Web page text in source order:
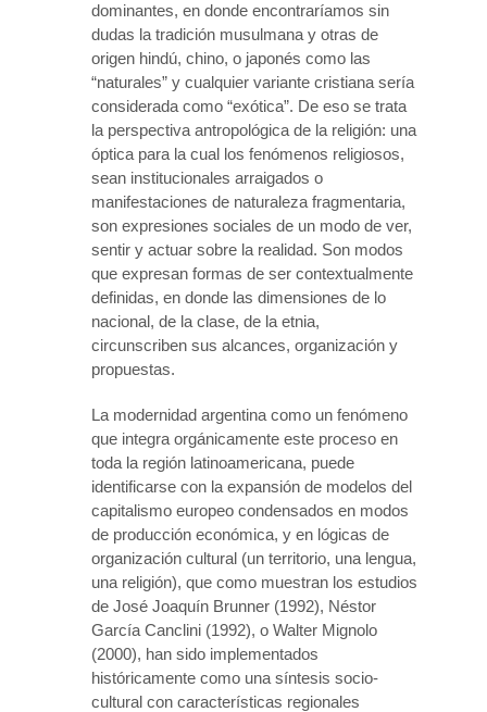
dominantes, en donde encontraríamos sin
dudas la tradición musulmana y otras de
origen hindú, chino, o japonés como las
“naturales” y cualquier variante cristiana sería
considerada como “exótica”. De eso se trata
la perspectiva antropológica de la religión: una
óptica para la cual los fenómenos religiosos,
sean institucionales arraigados o
manifestaciones de naturaleza fragmentaria,
son expresiones sociales de un modo de ver,
sentir y actuar sobre la realidad. Son modos
que expresan formas de ser contextualmente
definidas, en donde las dimensiones de lo
nacional, de la clase, de la etnia,
circunscriben sus alcances, organización y
propuestas.
La modernidad argentina como un fenómeno
que integra orgánicamente este proceso en
toda la región latinoamericana, puede
identificarse con la expansión de modelos del
capitalismo europeo condensados en modos
de producción económica, y en lógicas de
organización cultural (un territorio, una lengua,
una religión), que como muestran los estudios
de José Joaquín Brunner (1992), Néstor
García Canclini (1992), o Walter Mignolo
(2000), han sido implementados
históricamente como una síntesis socio-
cultural con características regionales